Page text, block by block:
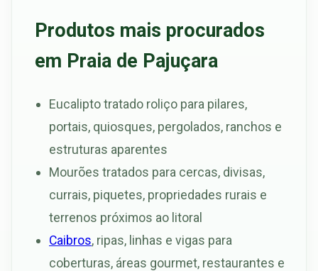
Produtos mais procurados
em Praia de Pajuçara
Eucalipto tratado roliço para pilares,
portais, quiosques, pergolados, ranchos e
estruturas aparentes
Mourões tratados para cercas, divisas,
currais, piquetes, propriedades rurais e
terrenos próximos ao litoral
Caibros, ripas, linhas e vigas para
coberturas, áreas gourmet, restaurantes e